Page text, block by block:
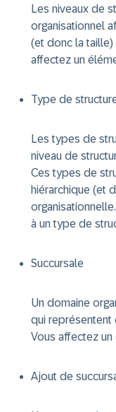
Les niveaux de
organisationnel
(et donc la taille)
affectez un
Type de
Les types de
niveau de
Ces types de
hiérarchique (et
à un type de
Succursale
Un domaine
qui représentent
Vous affectez un
Ajout de